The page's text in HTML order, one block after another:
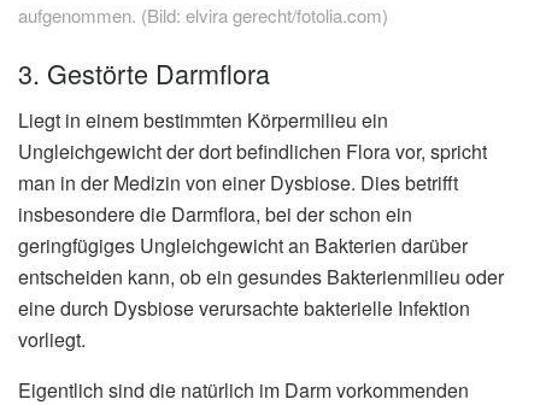
aufgenommen. (Bild: elvira gerecht/fotolia.com)
3. Gestörte Darmflora
Liegt in einem bestimmten Körpermilieu ein
Ungleichgewicht der dort befindlichen Flora vor, spricht
man in der Medizin von einer Dysbiose. Dies betrifft
insbesondere die Darmflora, bei der schon ein
geringfügiges Ungleichgewicht an Bakterien darüber
entscheiden kann, ob ein gesundes Bakterienmilieu oder
eine durch Dysbiose verursachte bakterielle Infektion
vorliegt.
Eigentlich sind die natürlich im Darm vorkommenden